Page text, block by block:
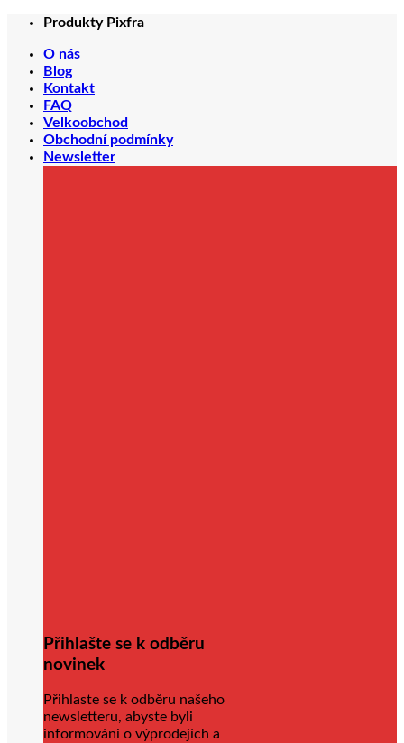
Přeskočit
obsah
Produkty Pixfra
O nás
Blog
Kontakt
FAQ
Velkoobchod
Obchodní podmínky
Newsletter
Přihlašte se k odběru
novinek
Přihlaste se k odběru našeho
newsletteru, abyste byli
informováni o výprodejích a